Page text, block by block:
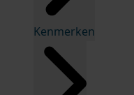
Kenmerken